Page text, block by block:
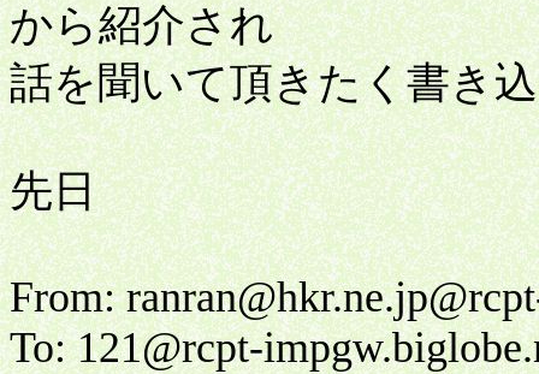
から紹介され
話を聞いて頂きたく書き
先日
From:
To: 121@rcpt-